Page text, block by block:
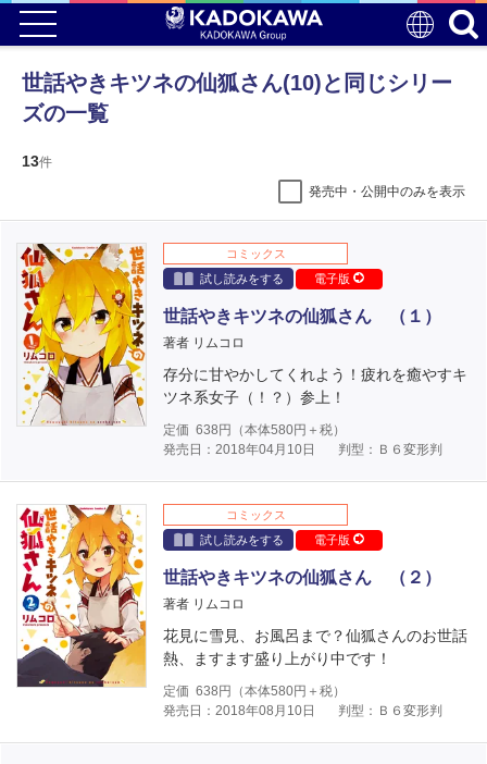
世話やきキツネの仙狐さん(10)と同じシリー
ズの一覧
13件
発売中・公開中のみを表示
コミックス
試し読みをする
電子版
世話やきキツネの仙狐さん （１）
著者 リムコロ
存分に甘やかしてくれよう！疲れを癒やすキ
ツネ系女子（！？）参上！
定価 638 円（本体580円＋税）
発売日：2018年04月10日
判型：Ｂ６変形判
コミックス
試し読みをする
電子版
世話やきキツネの仙狐さん （２）
著者 リムコロ
花見に雪見、お風呂まで？仙狐さんのお世話
熱、ますます盛り上がり中です！
定価 638 円（本体580円＋税）
発売日：2018年08月10日
判型：Ｂ６変形判